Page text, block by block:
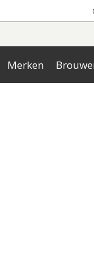
Merken